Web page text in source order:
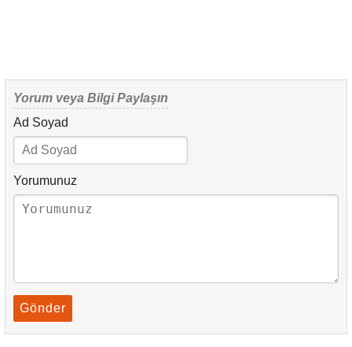
Yorum veya Bilgi Paylaşın
Ad Soyad
Yorumunuz
Gönder